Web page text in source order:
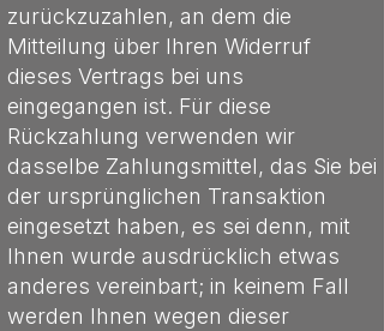
zurückzuzahlen, an dem die
Mitteilung über Ihren Widerruf
dieses Vertrags bei uns
eingegangen ist. Für diese
Rückzahlung verwenden wir
dasselbe Zahlungsmittel, das Sie bei
der ursprünglichen Transaktion
eingesetzt haben, es sei denn, mit
Ihnen wurde ausdrücklich etwas
anderes vereinbart; in keinem Fall
werden Ihnen wegen dieser